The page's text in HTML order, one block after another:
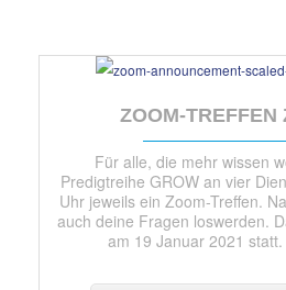
ZOOM-TREFFEN
Für alle, die mehr wissen
Predigtreihe GROW an vier
Uhr jeweils ein Zoom-Treffen.
auch deine Fragen loswerden.
am 19 Januar 2021